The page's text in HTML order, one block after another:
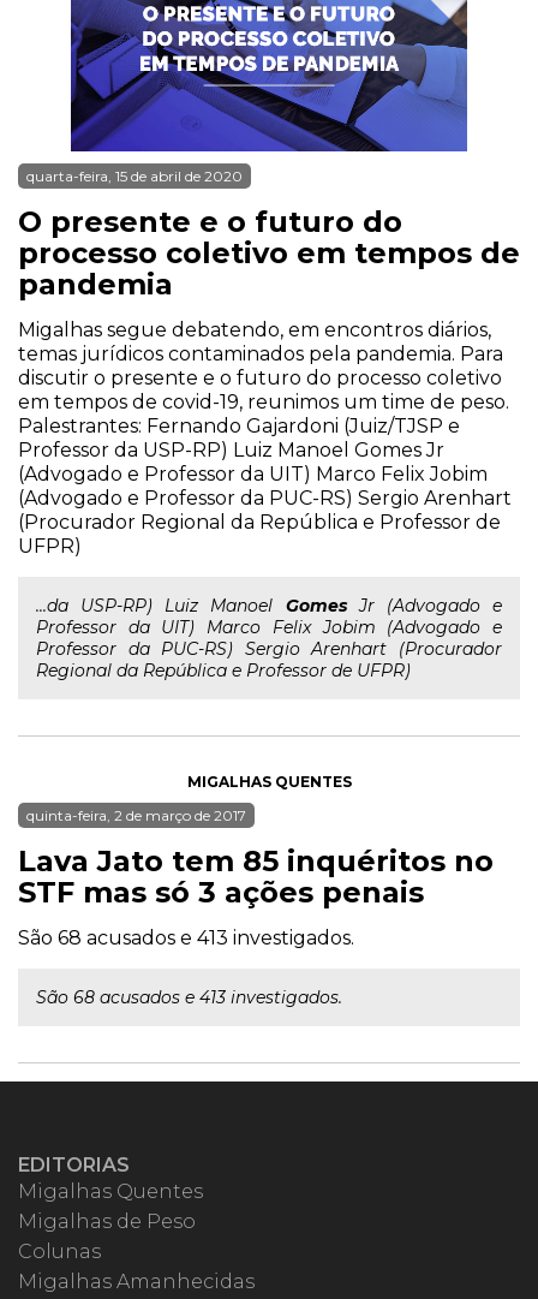
quarta-feira, 15 de abril de 2020
O presente e o futuro do
processo coletivo em tempos de
pandemia
Migalhas segue debatendo, em encontros diários,
temas jurídicos contaminados pela pandemia. Para
discutir o presente e o futuro do processo coletivo
em tempos de covid-19, reunimos um time de peso.
Palestrantes: Fernando Gajardoni (Juiz/TJSP e
Professor da USP-RP) Luiz Manoel Gomes Jr
(Advogado e Professor da UIT) Marco Felix Jobim
(Advogado e Professor da PUC-RS) Sergio Arenhart
(Procurador Regional da República e Professor de
UFPR)
...da USP-RP) Luiz Manoel GomesJr (Advogado e
Professor da UIT) Marco Felix Jobim (Advogado e
Professor da PUC-RS) Sergio Arenhart (Procurador
Regional da República e Professor de UFPR)
MIGALHAS QUENTES
quinta-feira, 2 de março de 2017
Lava Jato tem 85 inquéritos no
STF mas só 3 ações penais
São 68 acusados e 413 investigados.
São 68 acusados e 413 investigados.
EDITORIAS
Migalhas Quentes
Migalhas de Peso
Colunas
Migalhas Amanhecidas